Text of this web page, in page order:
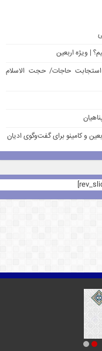
| ویژه اربعین
استجابت حاجات/ حجت الاسلام
و کامینو برای گفت‌وگوی ادیان